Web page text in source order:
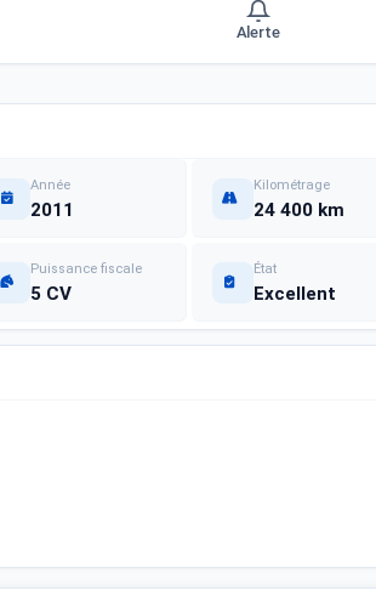
Alerte
Année
2011
Kilométrage
24 400 km
Puissance fiscale
5 CV
État
Excellent